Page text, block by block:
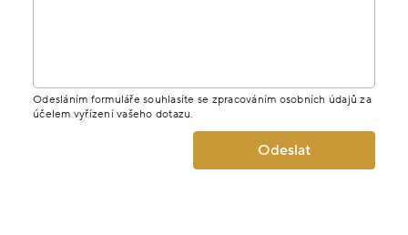
Odesláním formuláře souhlasíte se zpracováním osobních údajů za
účelem vyřízení vašeho dotazu.
Odeslat